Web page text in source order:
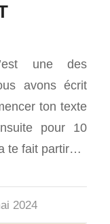
une des
avons écrit
ton texte
pour 10
te fait partir…
2024